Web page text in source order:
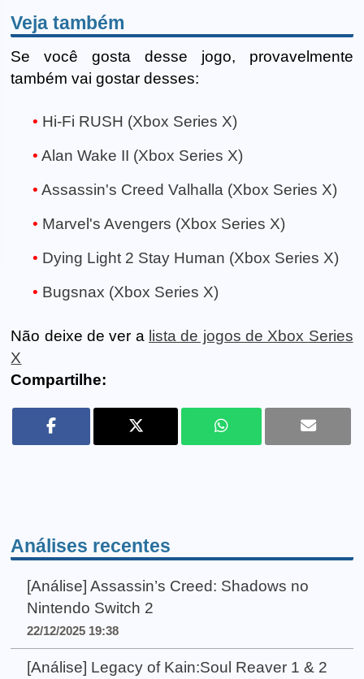
Veja também
Se você gosta desse jogo, provavelmente
também vai gostar desses:
Hi-Fi RUSH (Xbox Series X)
Alan Wake II (Xbox Series X)
Assassin's Creed Valhalla (Xbox Series X)
Marvel's Avengers (Xbox Series X)
Dying Light 2 Stay Human (Xbox Series X)
Bugsnax (Xbox Series X)
Não deixe de ver a lista de jogos de Xbox Series
X
Compartilhe:
Análises recentes
[Análise] Assassin’s Creed: Shadows no
Nintendo Switch 2
22/12/2025 19:38
[Análise] Legacy of Kain:Soul Reaver 1 & 2